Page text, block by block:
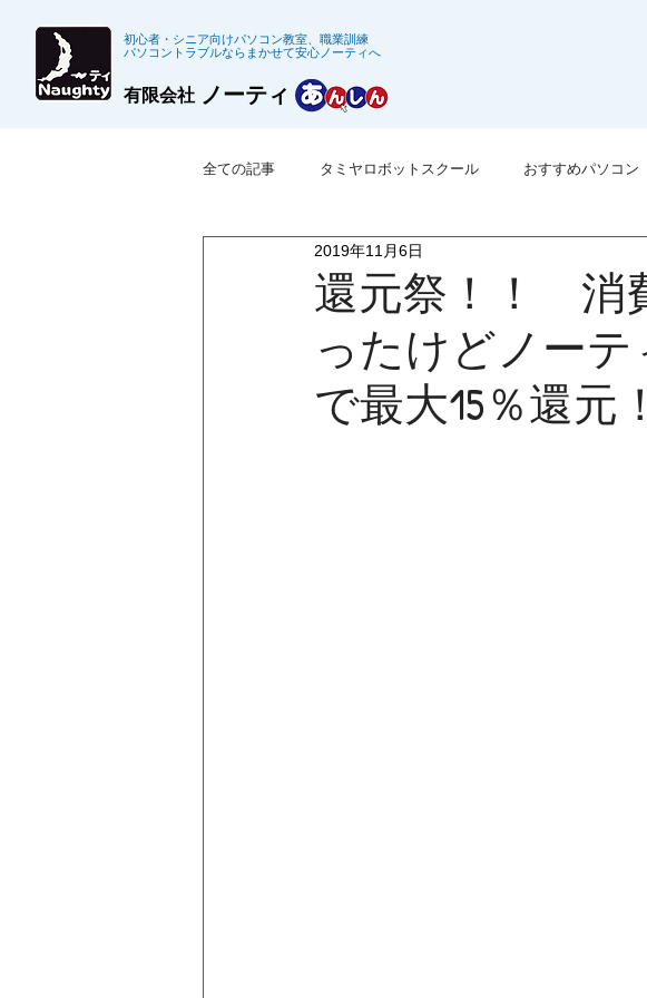
初心者・シニア向けパソコン教室、職業訓練
パソコントラブルならまかせて安心ノーティへ
ノーティ
有限会社
全ての記事 タミヤロボットスクール おすすめパソコン
※募集終了した職業訓練
還元祭！！ 消
ったけどノー
で最大15％還元
2019年11月6日